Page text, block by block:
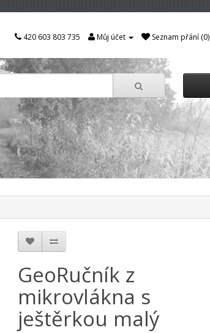
420 603 803 735 Můj účet Seznam přání (0)
GeoRučník z
mikrovlákna s
ještěrkou malý